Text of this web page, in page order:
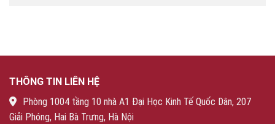
THÔNG TIN LIÊN HỆ
Phòng 1004 tầng 10 nhà A1 Đại Học Kinh Tế Quốc Dân, 207
Giải Phóng, Hai Bà Trưng, Hà Nội